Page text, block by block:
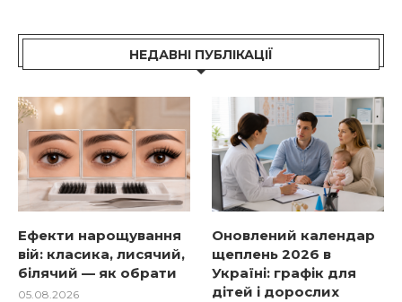
НЕДАВНІ ПУБЛІКАЦІЇ
Ефекти нарощування
вій: класика, лисячий,
білячий — як обрати
05.08.2026
Оновлений календар
щеплень 2026 в
Україні: графік для
дітей і дорослих